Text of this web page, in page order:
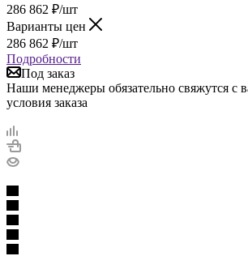
286 862 ₽/шт
Варианты цен
286 862 ₽/шт
Подробности
Под заказ
Наши менеджеры обязательно свяжутся с
условия заказа